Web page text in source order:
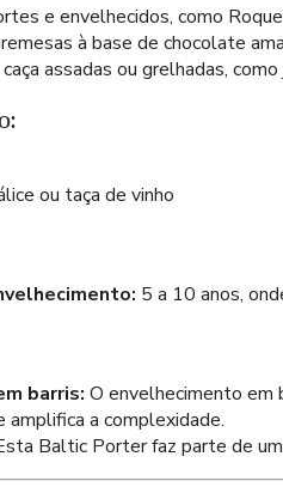
e envelhecidos, como
à base de chocolate
assadas ou grelhadas,
ou taça de vinho
5 a 10 anos,
barris: O envelhecimento em
amplifica a complexidade.
Baltic Porter faz parte de